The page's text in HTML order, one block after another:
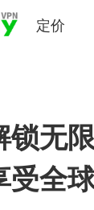
定价
锁无
受全